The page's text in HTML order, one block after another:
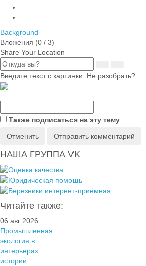
Background
Вложения (0 / 3)
Share Your Location
Введите текст с картинки. Не разобрать?
Также подписаться на эту тему
Отменить
Отправить комментарий
НАША ГРУППА VK
Читайте также:
06 авг 2026
Промышленная
экология в
интерьерах
истории